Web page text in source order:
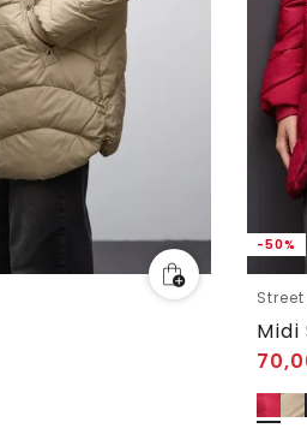
-50%
Midi